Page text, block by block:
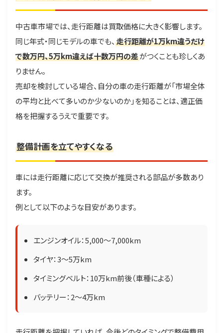
中古車市場では、走行距離は買取価格に大きく影響します。
同じ年式・同じモデルの車でも、 走行距離が1万km違うだけ
で数万円、5万km違えば十数万円の差がつくことも珍しくあ
りません。
売却を検討している場合、自分の車の走行距離が「市場全体
の平均と比べて多いのか少ないのか」を知ることは、適正価
格を把握するうえで重要です。
整備計画を立てやすくなる
車には走行距離に応じて交換が推奨される部品が多数あり
ます。
例として以下のような目安があります。
エンジンオイル：5,000〜7,000km
タイヤ：3〜5万km
タイミングベルト：10万km前後（車種による）
バッテリー：2〜4万km